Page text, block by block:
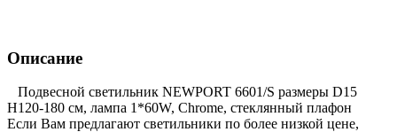
Описание
Подвесной светильник NEWPORT 6601/S размеры D15
H120-180 см, лампа 1*60W, Chrome, стеклянный плафон
Если Вам предлагают светильники по более низкой цене,